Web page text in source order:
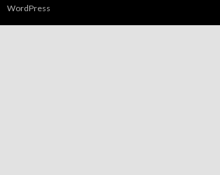
WordPress